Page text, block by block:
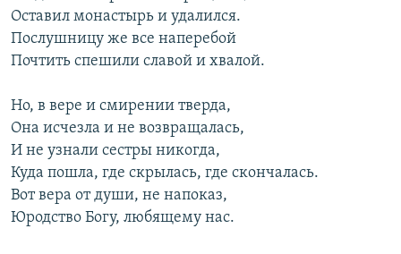
Оставил монастырь и удалился.
Послушницу же все наперебой
Почтить спешили славой и хвалой.
Но, в вере и смирении тверда,
Она исчезла и не возвращалась,
И не узнали сестры никогда,
Куда пошла, где скрылась, где скончалась.
Вот вера от души, не напоказ,
Юродство Богу, любящему нас.